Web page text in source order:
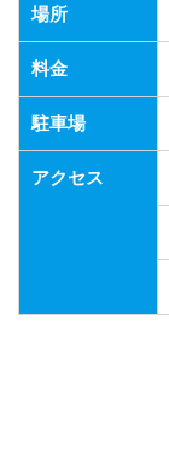
場所
料金
駐車場
アクセス